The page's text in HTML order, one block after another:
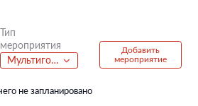
Тип
мероприятия
Мультигонка
Добавить
мероприятие
не запланировано